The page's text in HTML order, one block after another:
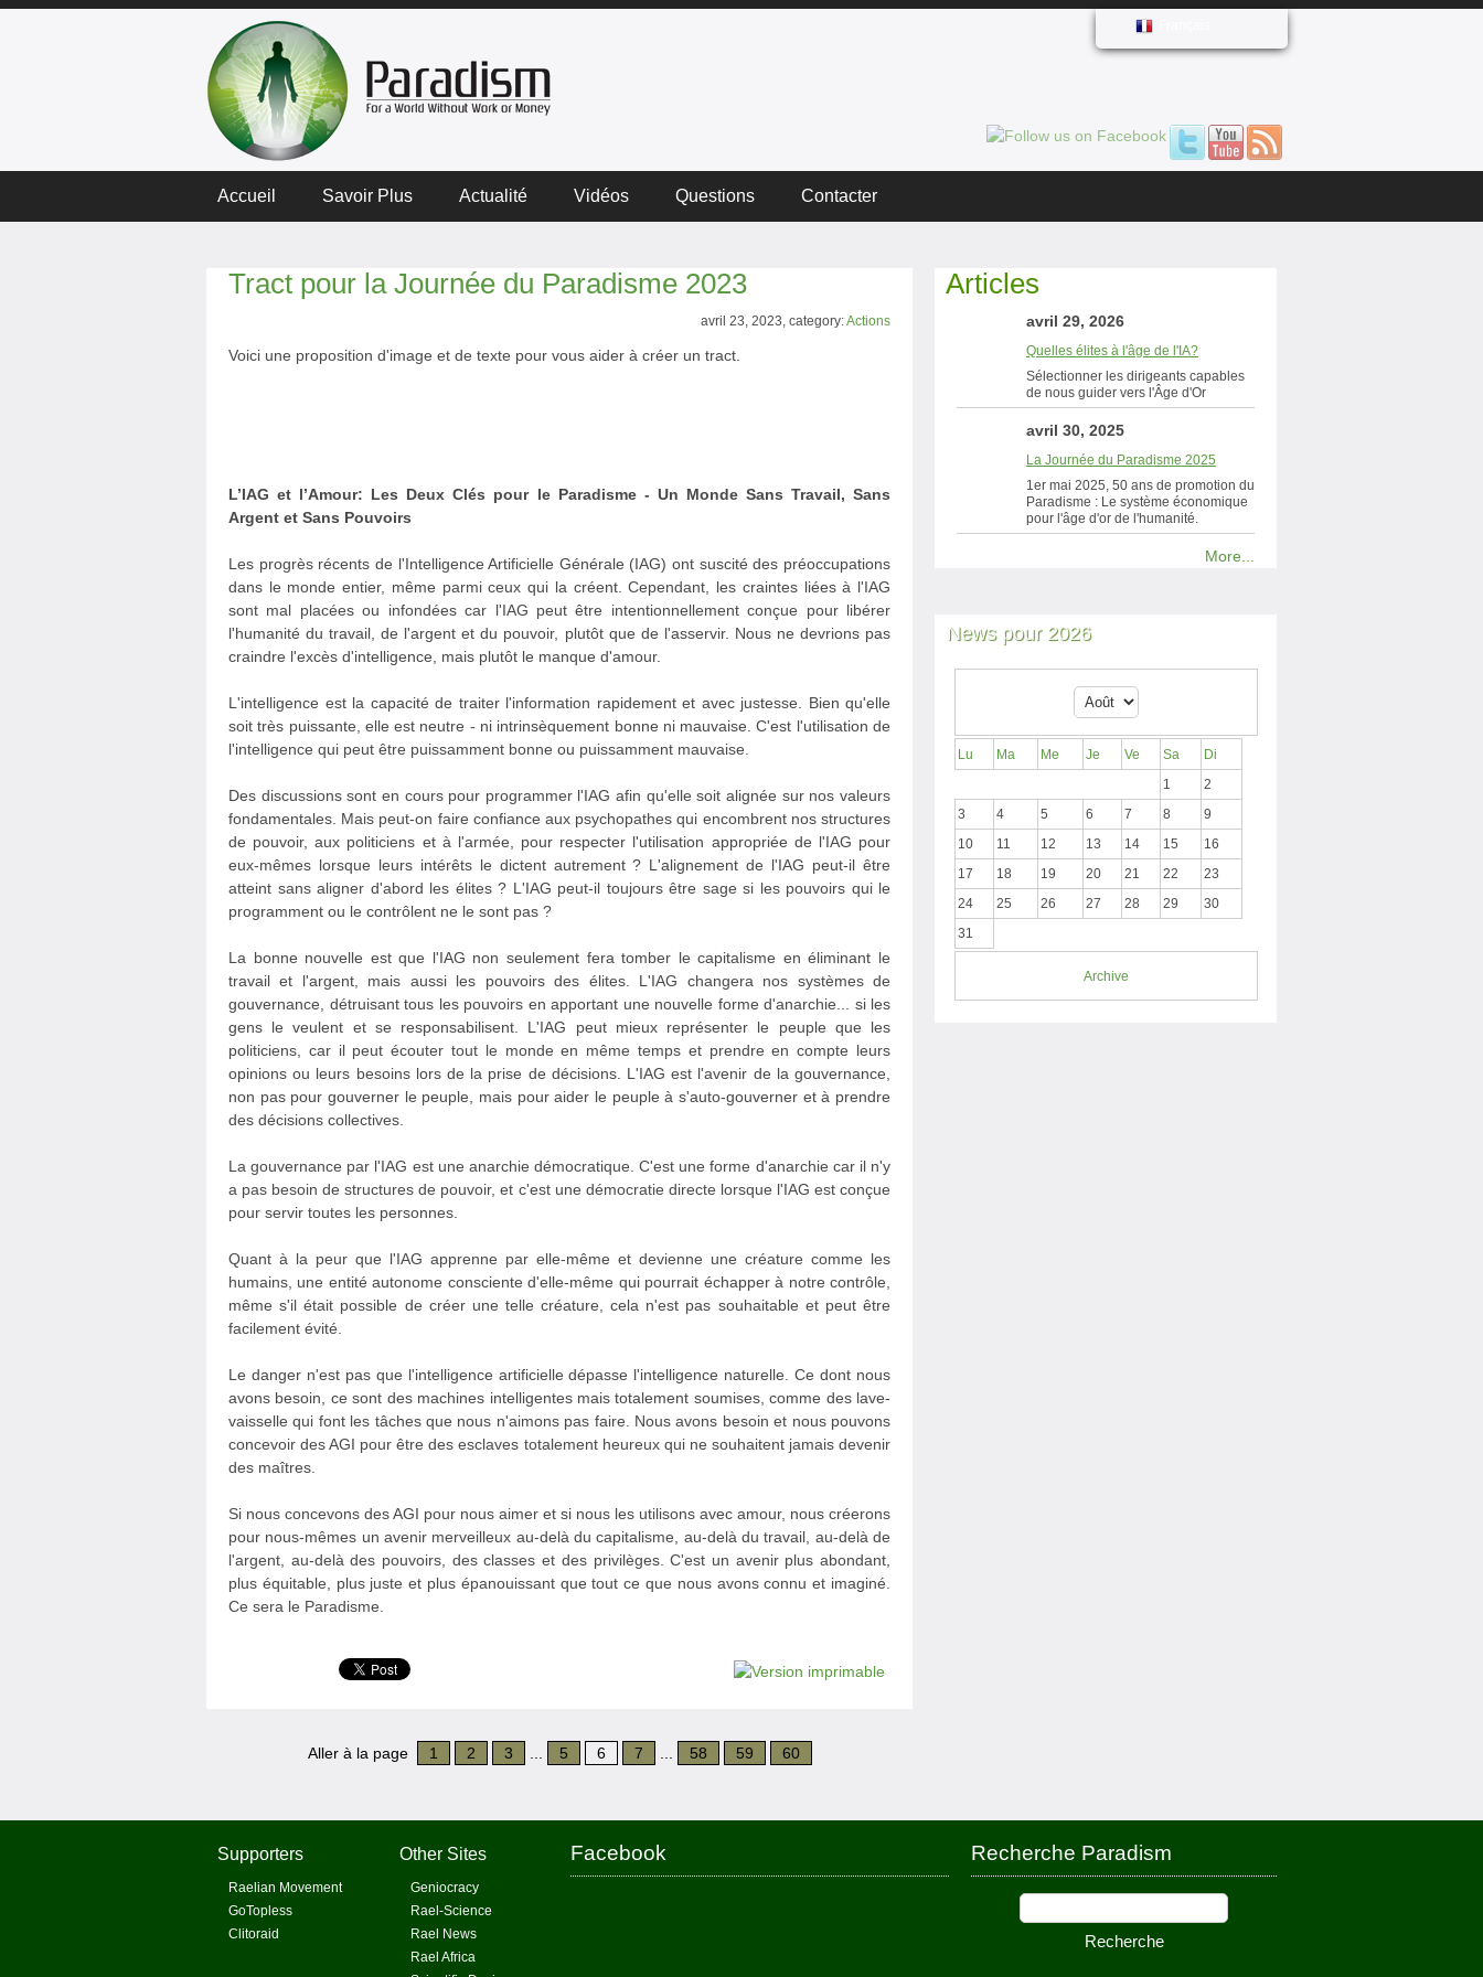
Accueil Savoir Plus Actualité Vidéos Questions Contacter
Tract pour la Journée du Paradisme 2023
avril 23, 2023, category:Actions
Voici une proposition d'image et de texte pour vous aider à créer un tract.
L’IAG et l’Amour: Les Deux Clés pour le Paradisme - Un Monde Sans Travail, Sans
Argent et Sans Pouvoirs
Les progrès récents de l'Intelligence Artificielle Générale (IAG) ont suscité des préoccupations
dans le monde entier, même parmi ceux qui la créent. Cependant, les craintes liées à l'IAG
sont mal placées ou infondées car l'IAG peut être intentionnellement conçue pour libérer
l'humanité du travail, de l'argent et du pouvoir, plutôt que de l'asservir. Nous ne devrions pas
craindre l'excès d'intelligence, mais plutôt le manque d'amour.
L'intelligence est la capacité de traiter l'information rapidement et avec justesse. Bien qu'elle
soit très puissante, elle est neutre - ni intrinsèquement bonne ni mauvaise. C'est l'utilisation de
l'intelligence qui peut être puissamment bonne ou puissamment mauvaise.
Des discussions sont en cours pour programmer l'IAG afin qu'elle soit alignée sur nos valeurs
fondamentales. Mais peut-on faire confiance aux psychopathes qui encombrent nos structures
de pouvoir, aux politiciens et à l'armée, pour respecter l'utilisation appropriée de l'IAG pour
eux-mêmes lorsque leurs intérêts le dictent autrement ? L'alignement de l'IAG peut-il être
atteint sans aligner d'abord les élites ? L'IAG peut-il toujours être sage si les pouvoirs qui le
programment ou le contrôlent ne le sont pas ?
La bonne nouvelle est que l'IAG non seulement fera tomber le capitalisme en éliminant le
travail et l'argent, mais aussi les pouvoirs des élites. L'IAG changera nos systèmes de
gouvernance, détruisant tous les pouvoirs en apportant une nouvelle forme d'anarchie... si les
gens le veulent et se responsabilisent. L'IAG peut mieux représenter le peuple que les
politiciens, car il peut écouter tout le monde en même temps et prendre en compte leurs
opinions ou leurs besoins lors de la prise de décisions. L'IAG est l'avenir de la gouvernance,
non pas pour gouverner le peuple, mais pour aider le peuple à s'auto-gouverner et à prendre
des décisions collectives.
La gouvernance par l'IAG est une anarchie démocratique. C'est une forme d'anarchie car il n'y
a pas besoin de structures de pouvoir, et c'est une démocratie directe lorsque l'IAG est conçue
pour servir toutes les personnes.
Quant à la peur que l'IAG apprenne par elle-même et devienne une créature comme les
humains, une entité autonome consciente d'elle-même qui pourrait échapper à notre contrôle,
même s'il était possible de créer une telle créature, cela n'est pas souhaitable et peut être
facilement évité.
Le danger n'est pas que l'intelligence artificielle dépasse l'intelligence naturelle. Ce dont nous
avons besoin, ce sont des machines intelligentes mais totalement soumises, comme des lave-
vaisselle qui font les tâches que nous n'aimons pas faire. Nous avons besoin et nous pouvons
concevoir des AGI pour être des esclaves totalement heureux qui ne souhaitent jamais devenir
des maîtres.
Si nous concevons des AGI pour nous aimer et si nous les utilisons avec amour, nous créerons
pour nous-mêmes un avenir merveilleux au-delà du capitalisme, au-delà du travail, au-delà de
l'argent, au-delà des pouvoirs, des classes et des privilèges. C'est un avenir plus abondant,
plus équitable, plus juste et plus épanouissant que tout ce que nous avons connu et imaginé.
Ce sera le Paradisme.
Aller à la page 1 2 3 5 6 7 58 59 60
Articles
avril 29, 2026
Quelles élites à l'âge de l'IA?
Sélectionner les dirigeants capables
de nous guider vers l'Âge d'Or
avril 30, 2025
La Journée du Paradisme 2025
1er mai 2025, 50 ans de promotion du
Paradisme : Le système économique
pour l'âge d'or de l'humanité.
More...
News pour 2026
Lu Ma Me Je Ve Sa
Di
1
2
3
4 5 6 7 8
9
10
11 12 13 14 15
16
17
18 19 20 21 22
23
24
25 26 27 28 29
30
31
Archive
Supporters
Raelian Movement
GoTopless
Clitoraid
Other Sites
Geniocracy
Rael-Science
Rael News
Rael Africa
Facebook Recherche Paradism